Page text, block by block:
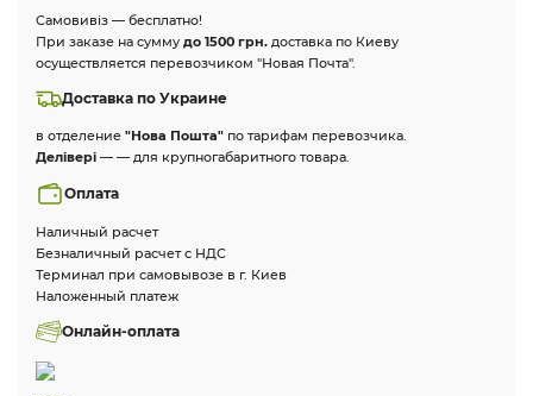
Самовивіз — бесплатно!
При заказе на сумму до 1500 грн. доставка по Киеву
осуществляется перевозчиком "Новая Почта".
Доставка по Украине
в отделение "Нова Пошта" по тарифам перевозчика.
Делівері — — для крупногабаритного товара.
Оплата
Наличный расчет
Безналичный расчет с НДС
Терминал при самовывозе в г. Киев
Наложенный платеж
Онлайн-оплата